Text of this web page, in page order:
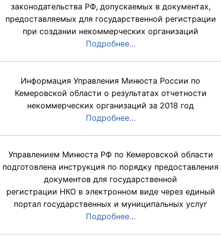
законодательства РФ, допускаемых в документах,
предоставляемых для государственной регистрации
при создании некоммерческих организаций
Подробнее…
Информация Управления Минюста России по
Кемеровской области о результатах отчетности
некоммерческих организаций за 2018 год
Подробнее…
Управлением Минюста РФ по Кемеровской области
подготовлена инструкция по порядку предоставления
документов для государственной
регистрации НКО в электронном виде через единый
портал государственных и муниципальных услуг
Подробнее…